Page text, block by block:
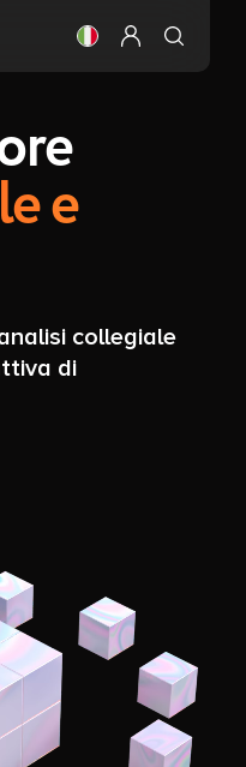
Cambiare la
Configura il
e
collegiale
di